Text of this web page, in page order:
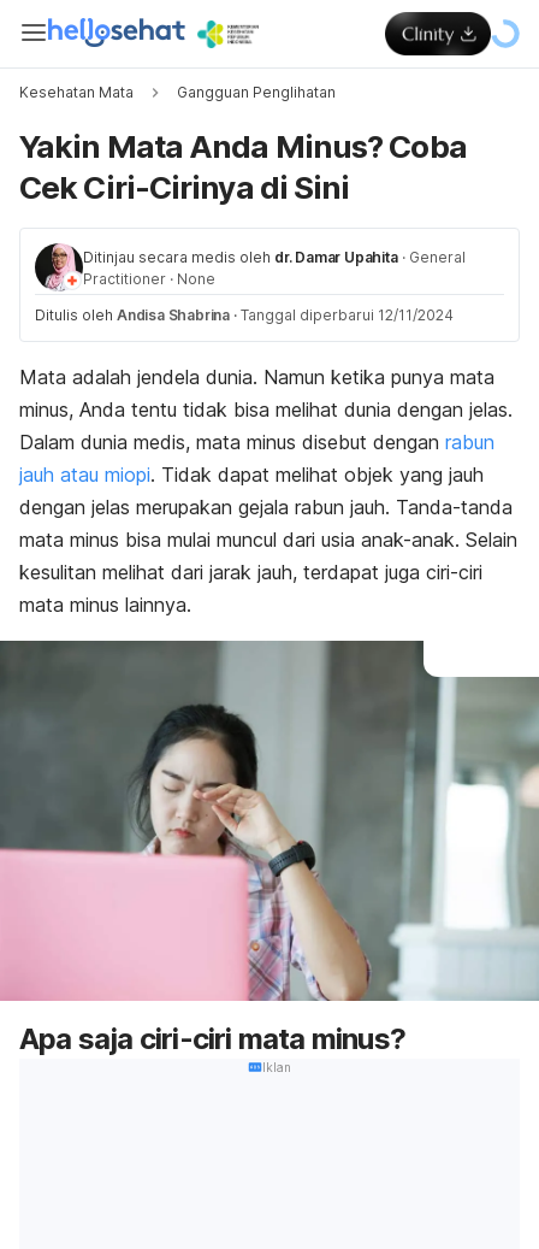
Kesehatan Mata Gangguan Penglihatan
Yakin Mata Anda Minus? Coba
Cek Ciri-Cirinya di Sini
Ditinjau secara medis oleh dr. Damar Upahita · General
Practitioner · None
Ditulis oleh Andisa Shabrina · Tanggal diperbarui 12/11/2024
Mata adalah jendela dunia. Namun ketika punya mata
minus, Anda tentu tidak bisa melihat dunia dengan jelas.
Dalam dunia medis, mata minus disebut dengan rabun
jauh atau miopi. Tidak dapat melihat objek yang jauh
dengan jelas merupakan gejala rabun jauh. Tanda-tanda
mata minus bisa mulai muncul dari usia anak-anak. Selain
kesulitan melihat dari jarak jauh, terdapat juga ciri-ciri
mata minus lainnya.
Apa saja ciri-ciri mata minus?
Iklan